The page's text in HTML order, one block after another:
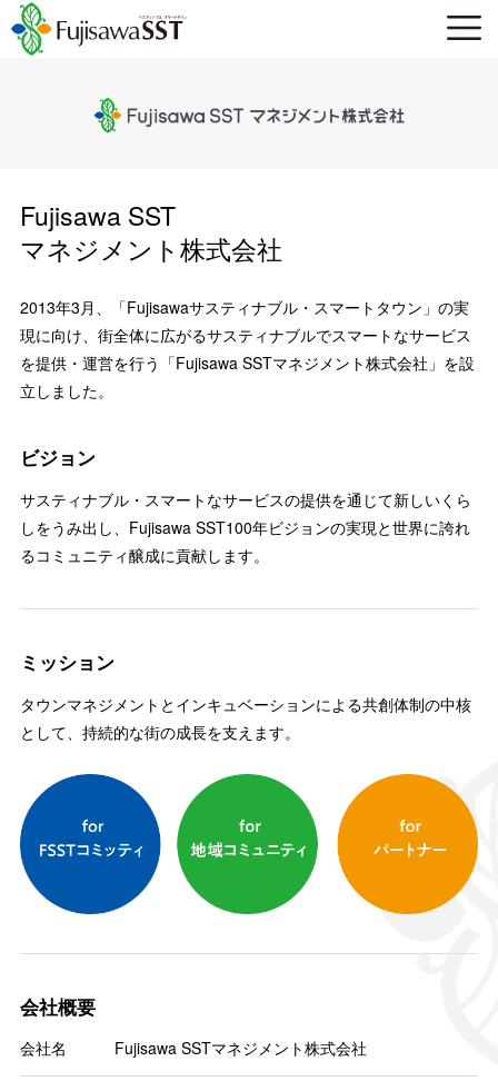
Fujisawa SST
マネジメント株式会社
2013年3月、「Fujisawaサスティナブル・スマートタウン」の実
現に向け、街全体に広がるサスティナブルでスマートなサービス
を提供・運営を行う「Fujisawa SSTマネジメント株式会社」を設
立しました。
ビジョン
サスティナブル・スマートなサービスの提供を通じて新しいくら
しをうみ出し、Fujisawa SST100年ビジョンの実現と世界に誇れ
るコミュニティ醸成に貢献します。
ミッション
タウンマネジメントとインキュベーションによる共創体制の中核
として、持続的な街の成長を支えます。
会社概要
会社名 Fujisawa SSTマネジメント株式会社